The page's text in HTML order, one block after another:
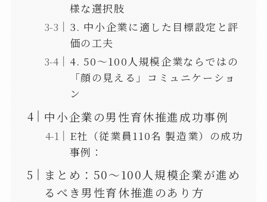
様な選択肢
3. 中小企業に適した目標設定と評
価の工夫
4. 50～100人規模企業ならではの
「顔の見える」コミュニケーショ
ン
中小企業の男性育休推進成功事例
E社（従業員110名 製造業）の成功
事例：
まとめ：50～100人規模企業が進め
るべき男性育休推進のあり方